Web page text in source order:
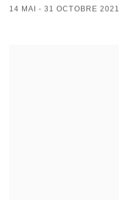
14 MAI - 31 OCTOBRE 2021